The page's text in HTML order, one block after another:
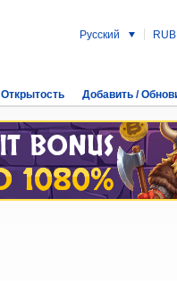
Русский RUB
Открытость Добавить /